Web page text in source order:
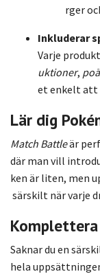
rger
Inkluderar
Varje produkt
uktioner,
et enkelt att
Lär dig
Match Battleär
där man vill
ken är liten, men
särskilt närvarje
Komplettera
Saknardu en
hela